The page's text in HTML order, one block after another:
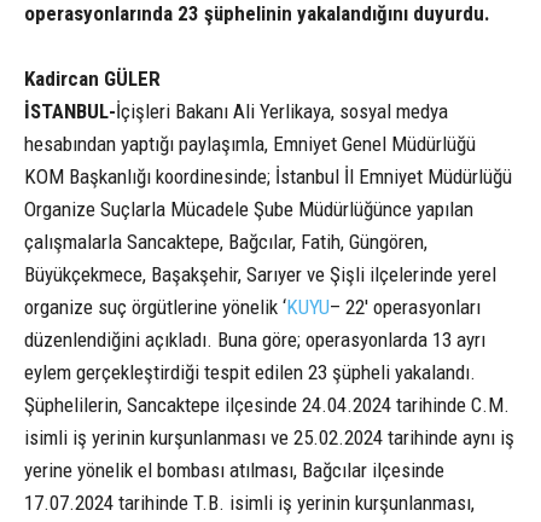
operasyonlarında 23 şüphelinin yakalandığını duyurdu.
Kadircan GÜLER
İSTANBUL-İçişleri Bakanı Ali Yerlikaya, sosyal medya
hesabından yaptığı paylaşımla, Emniyet Genel Müdürlüğü
KOM Başkanlığı koordinesinde; İstanbul İl Emniyet Müdürlüğü
Organize Suçlarla Mücadele Şube Müdürlüğünce yapılan
çalışmalarla Sancaktepe, Bağcılar, Fatih, Güngören,
Büyükçekmece, Başakşehir, Sarıyer ve Şişli ilçelerinde yerel
organize suç örgütlerine yönelik ‘KUYU– 22′ operasyonları
düzenlendiğini açıkladı. Buna göre; operasyonlarda 13 ayrı
eylem gerçekleştirdiği tespit edilen 23 şüpheli yakalandı.
Şüphelilerin, Sancaktepe ilçesinde 24.04.2024 tarihinde C.M.
isimli iş yerinin kurşunlanması ve 25.02.2024 tarihinde aynı iş
yerine yönelik el bombası atılması, Bağcılar ilçesinde
17.07.2024 tarihinde T.B. isimli iş yerinin kurşunlanması,